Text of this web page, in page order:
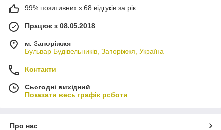
99% позитивних з 68 відгуків за рік
Працює з 08.05.2018
м. Запоріжжя
Бульвар Будівельників, Запоріжжя, Україна
Контакти
Сьогодні вихідний
Показати весь графік роботи
Про нас